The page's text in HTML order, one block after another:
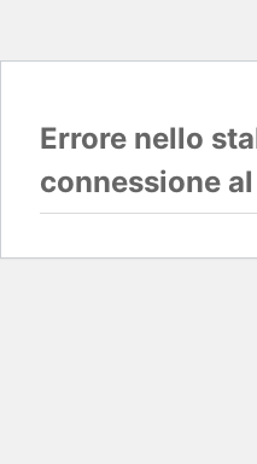
Errore nello
connessione